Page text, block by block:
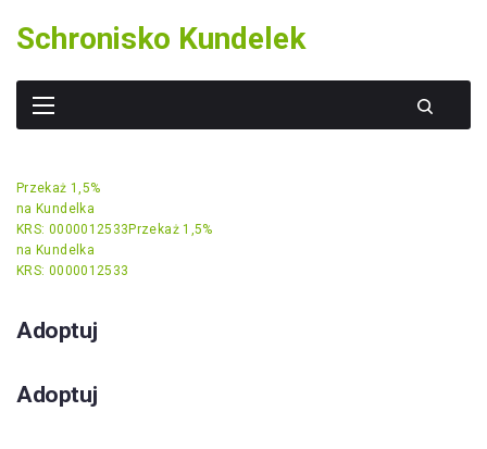
content
Schronisko Kundelek
Przekaż 1,5%
na Kundelka
KRS: 0000012533 Przekaż 1,5%
na Kundelka
KRS: 0000012533
Adoptuj
Adoptuj